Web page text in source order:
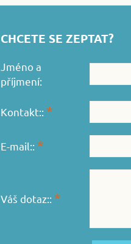
CHCETE SE ZEPTAT?
Jméno a
příjmení:
Kontakt:: *
E-mail:: *
Váš dotaz:: *